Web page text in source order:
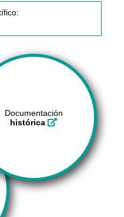
Documentación
histórica